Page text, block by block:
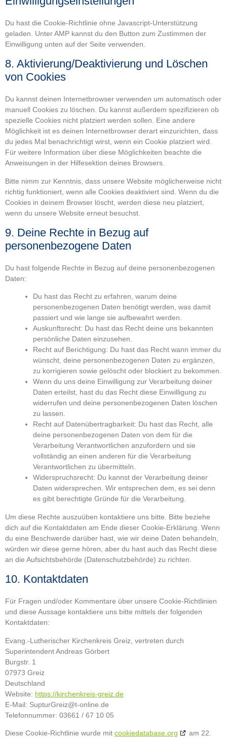
Du hast die Cookie-Richtlinie ohne Javascript-Unterstützung
geladen. Unter AMP kannst du den Button zum Zustimmen der
Einwilligung unten auf der Seite verwenden.
8. Aktivierung/Deaktivierung und Löschen
von Cookies
Du kannst deinen Internetbrowser verwenden um automatisch oder
manuell Cookies zu löschen. Du kannst außerdem spezifizieren ob
spezielle Cookies nicht platziert werden sollen. Eine andere
Möglichkeit ist es deinen Internetbrowser derart einzurichten, dass
du jedes Mal benachrichtigt wirst, wenn ein Cookie platziert wird.
Für weitere Information über diese Möglichkeiten beachte die
Anweisungen in der Hilfesektion deines Browsers.
Bitte nimm zur Kenntnis, dass unsere Website möglicherweise nicht
richtig funktioniert, wenn alle Cookies deaktiviert sind. Wenn du die
Cookies in deinem Browser löscht, werden diese neu platziert,
wenn du unsere Website erneut besuchst.
9. Deine Rechte in Bezug auf
personenbezogene Daten
Du hast folgende Rechte in Bezug auf deine personenbezogenen
Daten:
Du hast das Recht zu erfahren, warum deine
personenbezogenen Daten benötigt werden, was damit
passiert und wie lange sie aufbewahrt werden.
Auskunftsrecht: Du hast das Recht deine uns bekannten
persönliche Daten einzusehen.
Recht auf Berichtigung: Du hast das Recht wann immer du
wünscht, deine personenbezogenen Daten zu ergänzen,
zu korrigieren sowie gelöscht oder blockiert zu bekommen.
Wenn du uns deine Einwilligung zur Verarbeitung deiner
Daten erteilst, hast du das Recht diese Einwilligung zu
widerrufen und deine personenbezogenen Daten löschen
zu lassen.
Recht auf Datenübertragbarkeit: Du hast das Recht, alle
deine personenbezogenen Daten von dem für die
Verarbeitung Verantwortlichen anzufordern und sie
vollständig an einen anderen für die Verarbeitung
Verantwortlichen zu übermitteln.
Widerspruchsrecht: Du kannst der Verarbeitung deiner
Daten widersprechen. Wir entsprechen dem, es sei denn
es gibt berechtigte Gründe für die Verarbeitung.
Um diese Rechte auszuüben kontaktiere uns bitte. Bitte beziehe
dich auf die Kontaktdaten am Ende dieser Cookie-Erklärung. Wenn
du eine Beschwerde darüber hast, wie wir deine Daten behandeln,
würden wir diese gerne hören, aber du hast auch das Recht diese
an die Aufsichtsbehörde (Datenschutzbehörde) zu richten.
10. Kontaktdaten
Für Fragen und/oder Kommentare über unsere Cookie-Richtlinien
und diese Aussage kontaktiere uns bitte mittels der folgenden
Kontaktdaten:
Evang.-Lutherischer Kirchenkreis Greiz, vertreten durch
Superintendent Andreas Görbert
Burgstr. 1
07973 Greiz
Deutschland
Website: https://kirchenkreis-greiz.de
E-Mail: SupturGreiz@t-online.de
Telefonnummer: 03661 / 67 10 05
Diese Cookie-Richtlinie wurde mit cookiedatabase.org
am 22.